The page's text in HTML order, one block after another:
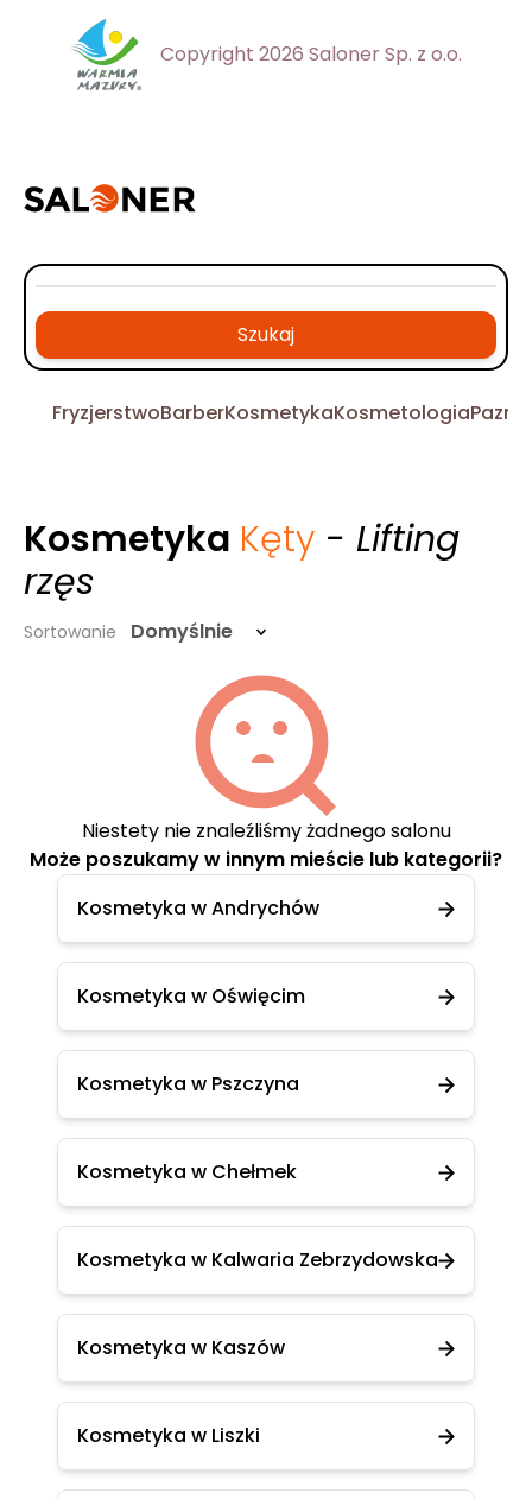
Copyright 2026 Saloner Sp. z o.o.
Szukaj
FryzjerstwoBarberKosmetykaKosmetologia
Kosmetyka Kęty - Lifting
rzęs
Sortowanie Domyślnie
Niestety nie znaleźliśmy żadnego salonu
Może poszukamy w innym mieście lub kategorii?
Kosmetyka w Andrychów
Kosmetyka w Oświęcim
Kosmetyka w Pszczyna
Kosmetyka w Chełmek
Kosmetyka w Kalwaria Zebrzydowska
Kosmetyka w Kaszów
Kosmetyka w Liszki